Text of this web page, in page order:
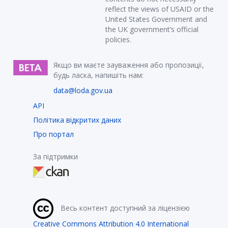
reflect the views of USAID or the
United States Government and
the UK government’s official
policies.
Якщо ви маєте зауваження або пропозиції,
будь ласка, напишіть нам:
data@loda.gov.ua
API
Політика відкритих даних
Про портал
За підтримки
Весь контент доступний за ліцензією
Creative Commons Attribution 4.0 International